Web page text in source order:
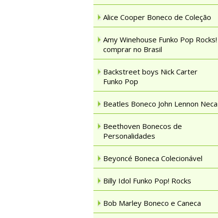
Alice Cooper Boneco de Coleção
Amy Winehouse Funko Pop Rocks!
comprar no Brasil
Backstreet boys Nick Carter
Funko Pop
Beatles Boneco John Lennon Neca
Beethoven Bonecos de
Personalidades
Beyoncé Boneca Colecionável
Billy Idol Funko Pop! Rocks
Bob Marley Boneco e Caneca